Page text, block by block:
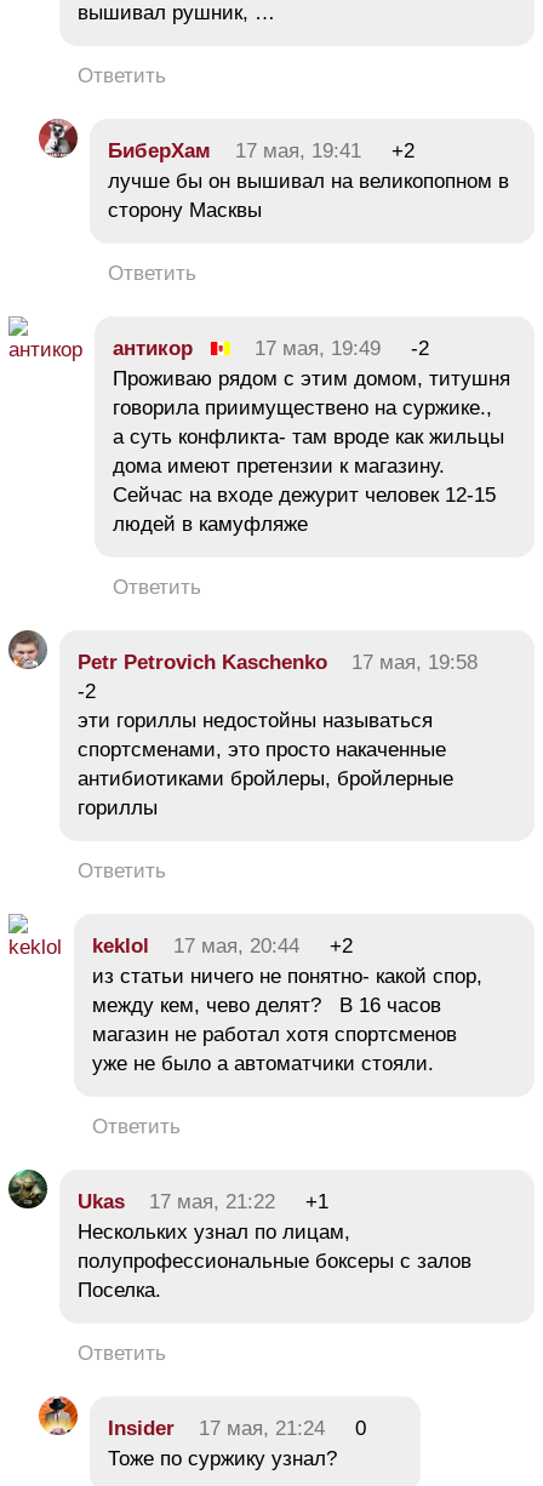
вышивал рушник, …
Ответить
БиберХам 17 мая, 19:41
+2
лучше бы он вышивал на великопопном в
сторону Масквы
Ответить
антикор 17 мая, 19:49
-2
Проживаю рядом с этим домом, титушня
говорила приимуществено на суржике.,
а суть конфликта- там вроде как жильцы
дома имеют претензии к магазину.
Сейчас на входе дежурит человек 12-15
людей в камуфляже
Ответить
Petr Petrovich Kaschenko
17 мая, 19:58
-2
эти гориллы недостойны называться
спортсменами, это просто накаченные
антибиотиками бройлеры, бройлерные
гориллы
Ответить
keklol 17 мая, 20:44
+2
из статьи ничего не понятно- какой спор,
между кем, чево делят? В 16 часов
магазин не работал хотя спортсменов
уже не было а автоматчики стояли.
Ответить
Ukas 17 мая, 21:22
+1
Нескольких узнал по лицам,
полупрофессиональные боксеры с залов
Поселка.
Ответить
Insider 17 мая, 21:24
0
Тоже по суржику узнал?